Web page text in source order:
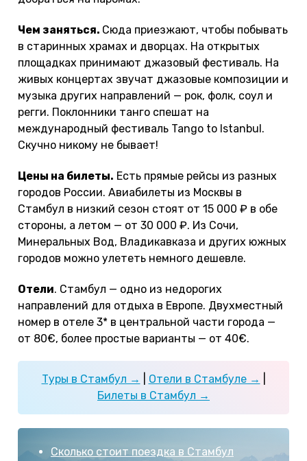
Чем заняться. Сюда приезжают, чтобы побывать
в старинных храмах и дворцах. На открытых
площадках принимают джазовый фестиваль. На
живых концертах звучат джазовые композиции и
музыка других направлений — рок, фолк, соул и
регги. Поклонники танго спешат на
международный фестиваль Tango to Istanbul.
Скучно никому не бывает!
Цены на билеты. Есть прямые рейсы из разных
городов России. Авиабилеты из Москвы в
Стамбул в низкий сезон стоят от 15 000 ₽ в обе
стороны, а летом — от 30 000 ₽. Из Сочи,
Минеральных Вод, Владикавказа и других южных
городов можно улететь немного дешевле.
Отели. Стамбул — одно из недорогих
направлений для отдыха в Европе. Двухместный
номер в отеле 3* в центральной части города —
от 80€, более простые варианты — от 40€.
Туры в Стамбул → Отели в Стамбуле →
Билеты в Стамбул →
Сколько стоит поездка в Стамбул